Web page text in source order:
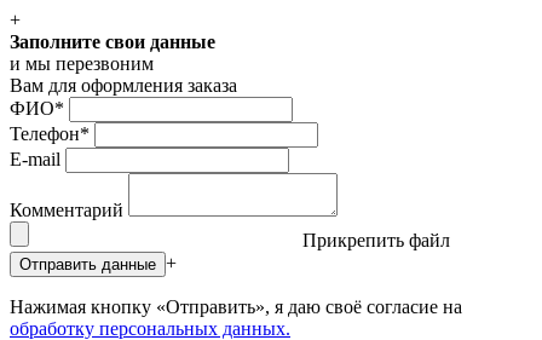
+
Заполните свои данные
и мы перезвоним
Вам для оформления заказа
ФИО*
Телефон*
E-mail
Комментарий
Прикрепить файл
Отправить данные +
Нажимая кнопку «Отправить», я даю своё согласие на
обработку персональных данных.